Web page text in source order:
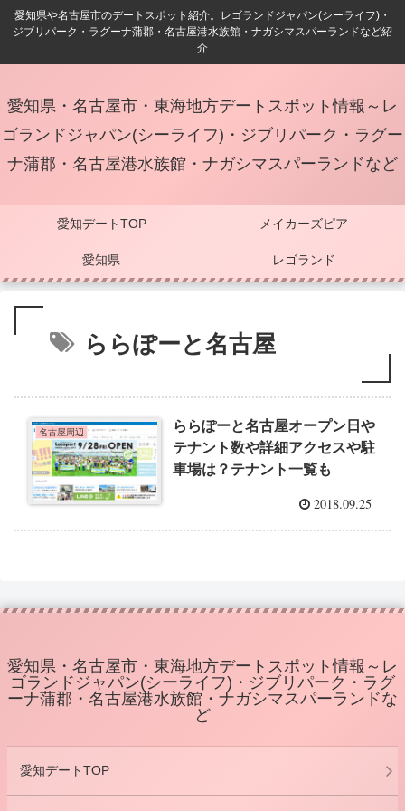
愛知県や名古屋市のデートスポット紹介。レゴランドジャパン(シーライフ)・
ジブリパーク・ラグーナ蒲郡・名古屋港水族館・ナガシマスパーランドなど紹
介
愛知県・名古屋市・東海地方デートスポット情報～レ
ゴランドジャパン(シーライフ)・ジブリパーク・ラグー
ナ蒲郡・名古屋港水族館・ナガシマスパーランドなど
愛知デートTOP メイカーズピア
愛知県 レゴランド
ららぽーと名古屋
名古屋周辺
ららぽーと名古屋オープン日や
テナント数や詳細アクセスや駐
車場は？テナント一覧も
2018.09.25
愛知県・名古屋市・東海地方デートスポット情報～レ
ゴランドジャパン(シーライフ)・ジブリパーク・ラグ
ーナ蒲郡・名古屋港水族館・ナガシマスパーランドな
ど
愛知デートTOP